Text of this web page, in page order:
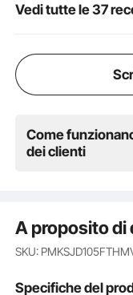
Vedi tutte le 37
Come
dei clienti
A proposito
SKU:
Specifiche del